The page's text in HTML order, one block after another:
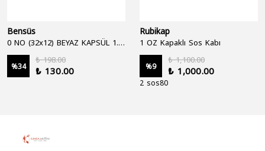
Bensüs
%34
₺ 198.00
₺ 130.00
Rubikap
1 OZ Kapaklı Sos Kabı
%9
₺ 1,100.00
₺ 1,000.00
2 sos80